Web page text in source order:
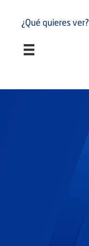
¿Qué quieres ver?